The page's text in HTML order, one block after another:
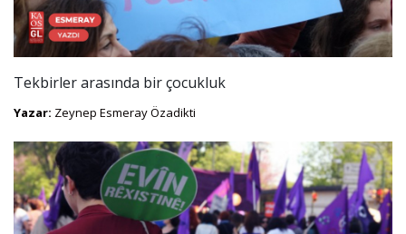
Tekbirler arasında bir çocukluk
Yazar: Zeynep Esmeray Özadikti